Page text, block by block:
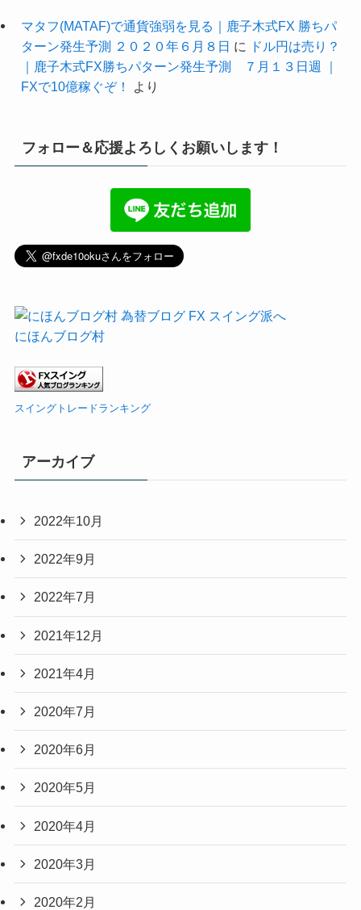
マタフ(MATAF)で通貨強弱を見る｜鹿子木式FX 勝ちパ
ターン発生予測 ２０２０年６月８日 に
ドル円は売り？
｜鹿子木式FX勝ちパターン発生予測 ７月１３日週 ｜
FXで10億稼ぐぞ！
より
フォロー＆応援よろしくお願いします！
にほんブログ村
スイングトレードランキング
アーカイブ
2022年10月
2022年9月
2022年7月
2021年12月
2021年4月
2020年7月
2020年6月
2020年5月
2020年4月
2020年3月
2020年2月